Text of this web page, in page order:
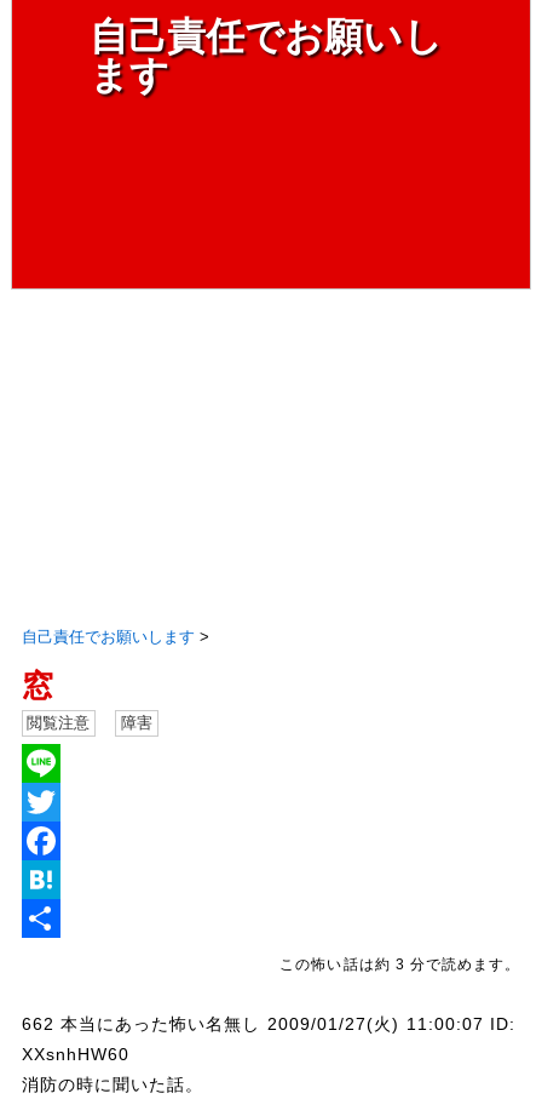
自己責任でお願いし
ます
自己責任でお願いします >
窓
閲覧注意 障害
L
e
T
w
e
r
a
b
o
H
e
n
この怖い話は約 3 分で読めます。
662 本当にあった怖い名無し 2009/01/27(火) 11:00:07 ID:
XXsnhHW60
消防の時に聞いた話。